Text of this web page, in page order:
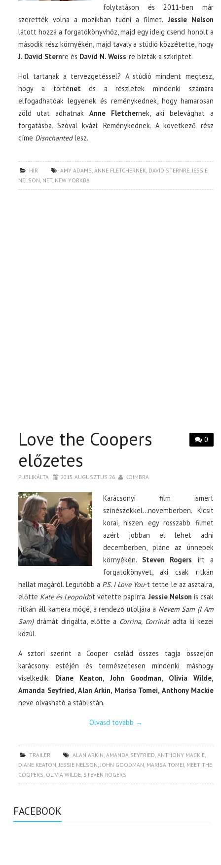
folytatáson és 2011-ben már
szerették volna a mozikban tudni a filmet. Jessie Nelson
látott hozzá a forgatókönyvhöz, majd egy ideig csend honolt a
második rész környékén, majd tavaly a stúdió közzétette, hogy
J. David Sternre és David N. Weiss-re bízták a szkriptet.
Hol tartanak a tervezgetéssel? A stúdió mindent megtesz,
hogy a történetés a részletek mindenki számára
elfogadhatóak legyenek és reménykednek, hogy hamarosan
zöld utat adhatnakAnne Fletchernek, aki belevághat a
forgatásba. Szóval kvázi: Reménykednek. A következő rész
címe Disnchantedlesz.
HÍR AMY ADAMS,ANNE FLETCHERNEK, DAVID STERNRE,JESSIE
NELSON, NET, NEW YORKBA
0
Love the Coopers
előzetes
PUBLIKÁLTA 2015. AUGUSZTUS 26. KOIMBRA
Karácsonyi film ismert
színészekkel…novemberben. Kicsit
korai, hiszen egy rosszabb filmet
azért jobban el lehet adni
decemberben, pláne az ünnepek
környékén. Steven Rogers írt a
forgatókönyvet, aki csak ritkán
hallat magáról. Legutóbb a P.S. I Love You-t tette le az asztalra,
előtte Kate és Leopoldot vetette papírra. Jessie Nelson is csak
ritkán áll kamera mögé, a rendező utoljára a Nevem Sam (I Am
Sam)drámát dirigálta, előtte a Corrina, Corrinátadta ki kezei
közül.
A sztori szerint a Cooper család összes tagja összejön
karácsony estéjén és természetesen mindenki máshogy
viselkedik. Diane Keaton, John Goodman, Olivia Wilde,
Amanda Seyfried, Alan Arkin, Marisa Tomei, Anthony Mackie
neve olvasható a stáblistán.
Olvasd tovább →
TRAILER ALAN ARKIN,AMANDA SEYFRIED,ANTHONY MACKIE,
DIANE KEATON,JESSIE NELSON,JOHN GOODMAN, MARISA TOMEI, MEET THE
COOPERS, OLIVIA WILDE, STEVEN ROGERS
FACEBOOK